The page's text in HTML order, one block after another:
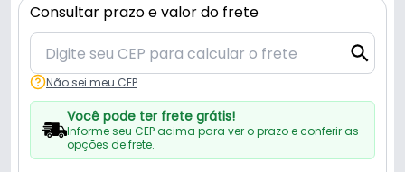
Consultar prazo e valor do frete
Não sei meu CEP
Você pode ter frete grátis!
Informe seu CEP acima para ver o prazo e conferir as
opções de frete.